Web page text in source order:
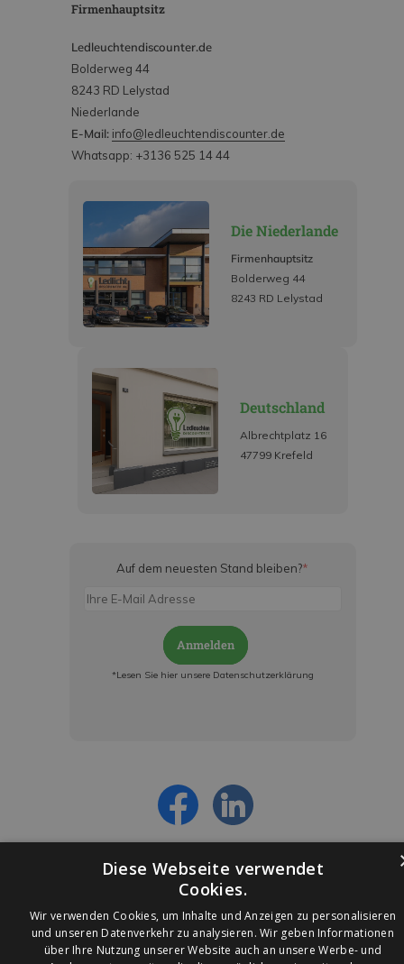
Firmenhauptsitz
Ledleuchtendiscounter.de
Bolderweg 44
8243 RD Lelystad
Niederlande
E-Mail: info@ledleuchtendiscounter.de
Whatsapp: +3136 525 14 44
Die Niederlande
Firmenhauptsitz
Bolderweg 44
8243 RD Lelystad
Deutschland
Albrechtplatz 16
47799 Krefeld
Auf dem neuesten Stand bleiben?*
Anmelden
*Lesen Sie hier unsere Datenschutzerklärung
© 2026 Ledleuchtendiscounter.de
Diese Webseite verwendet
Cookies.
Wir verwenden Cookies, um Inhalte und Anzeigen zu personalisieren
und unseren Datenverkehr zu analysieren. Wir geben Informationen
über Ihre Nutzung unserer Website auch an unsere Werbe- und